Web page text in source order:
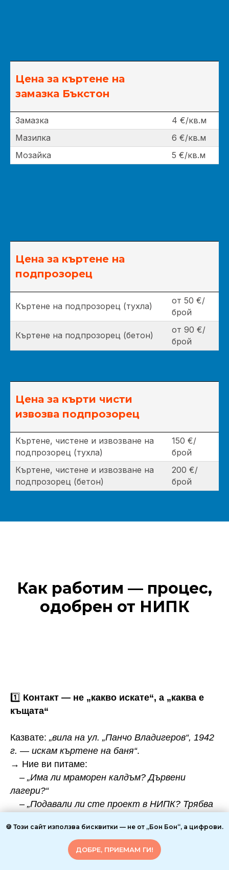
Цена за къртене на
замазка Бъкстон
Замазка
4 €/кв.м
Мазилка
6 €/кв.м
Мозайка
5 €/кв.м
Цена за къртене на
подпрозорец
Къртене на подпрозорец (тухла)
от 50 €/
брой
Къртене на подпрозорец (бетон)
от 90 €/
брой
Цена за кърти чисти
извозва подпрозорец
Къртене, чистене и извозване на
подпрозорец (тухла)
150 €/
брой
Къртене, чистене и извозване на
подпрозорец (бетон)
200 €/
брой
Как работим — процес,
одобрен от НИПК
1️⃣ Контакт — не „какво искате“, а „каква е
къщата“
Казвате: „вилa на ул. „Панчо Владигеров“, 1942
г. — искам къртене на баня“.
→ Ние ви питаме:
– „Има ли мраморен калдъм? Дървени
лагери?“
– „Подавали ли сте проект в НИПК? Трябва
–„Искате ли да запазите мрамора за
рециклиране?“
🍪 Този сайт използва бисквитки — не от „Бон Бон“, а цифрови.
ДОБРЕ, ПРИЕМАМ ГИ!